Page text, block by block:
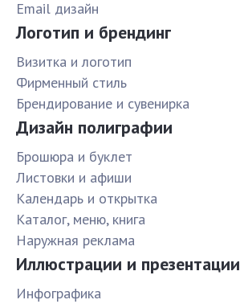
Email дизайн
Логотип и брендинг
Визитка и логотип
Фирменный стиль
Брендирование и сувенирка
Дизайн полиграфии
Брошюра и буклет
Листовки и афиши
Календарь и открытка
Каталог, меню, книга
Наружная реклама
Иллюстрации и презентации
Инфографика